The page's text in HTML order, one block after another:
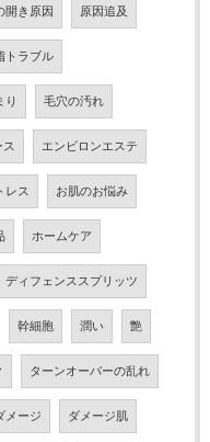
開き原因 原因追及
トラブル
り 毛穴の汚れ
エンビロンエステ
レス お肌のお悩み
ホームケア
ディフェンススプリッツ
幹細胞 潤い 艶
ターンオーバーの乱れ
メージ ダメージ肌